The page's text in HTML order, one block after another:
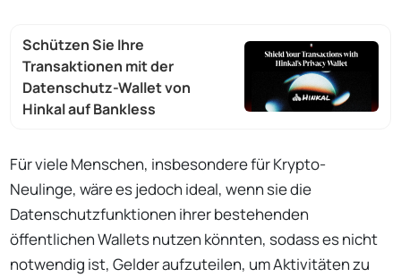
Schützen Sie Ihre
Transaktionen mit der
Datenschutz-Wallet von
Hinkal auf Bankless
Für viele Menschen, insbesondere für Krypto-
Neulinge, wäre es jedoch ideal, wenn sie die
Datenschutzfunktionen ihrer bestehenden
öffentlichen Wallets nutzen könnten, sodass es nicht
notwendig ist, Gelder aufzuteilen, um Aktivitäten zu